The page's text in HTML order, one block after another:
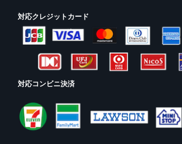
対応クレジットカード
対応コンビニ決済